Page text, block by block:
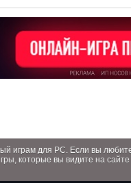
играм для PC. Если вы
которые вы видите на